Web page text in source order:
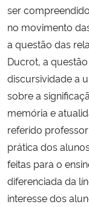
ser
no movimento
a questão das
Ducrot, a
discursividade a
sobre a
memória e
referido
prática dos
feitas para o
diferenciada da
interesse dos